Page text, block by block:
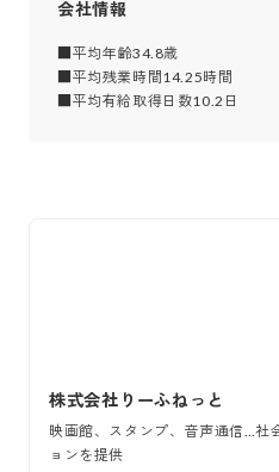
会社情報
■平均年齢34.8歳
■平均残業時間14.25時間
■平均有給取得日数10.2日
株式会社りーふねっと
映画館、スタンプ、音声通信…社
ョンを提供